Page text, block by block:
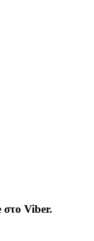
στο Viber.